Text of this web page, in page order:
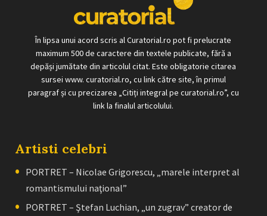
În lipsa unui acord scris al Curatorial.ro pot fi prelucrate
maximum 500 de caractere din textele publicate, fără a
depăși jumătate din articolul citat. Este obligatorie citarea
sursei www. curatorial.ro, cu link către site, în primul
paragraf și cu precizarea „Citiți integral pe curatorial.ro”, cu
link la finalul articolului.
Artisti celebri
PORTRET – Nicolae Grigorescu, „marele interpret al
romantismului naţional”
PORTRET – Ştefan Luchian, „un zugrav” creator de